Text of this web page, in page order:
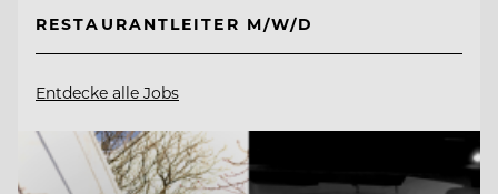
RESTAURANTLEITER M/W/D
Entdecke alle Jobs